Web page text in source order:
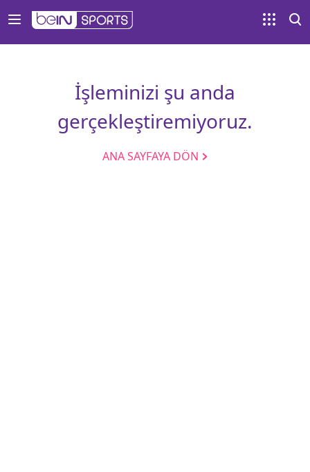
İşleminizi şu anda
gerçekleştiremiyoruz.
ANA SAYFAYA DÖN